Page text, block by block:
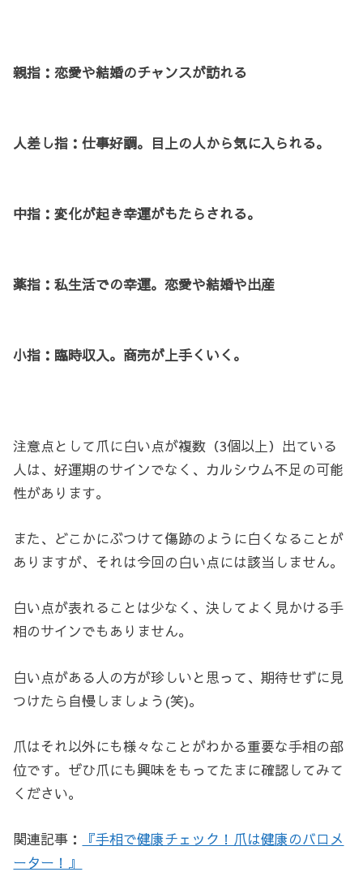
親指：恋愛や結婚のチャンスが訪れる
人差し指：仕事好調。目上の人から気に入られる。
中指：変化が起き幸運がもたらされる。
薬指：私生活での幸運。恋愛や結婚や出産
小指：臨時収入。商売が上手くいく。
注意点として爪に白い点が複数（3個以上）出ている
人は、好運期のサインでなく、カルシウム不足の可能
性があります。
また、どこかにぶつけて傷跡のように白くなることが
ありますが、それは今回の白い点には該当しません。
白い点が表れることは少なく、決してよく見かける手
相のサインでもありません。
白い点がある人の方が珍しいと思って、期待せずに見
つけたら自慢しましょう(笑)。
爪はそれ以外にも様々なことがわかる重要な手相の部
位です。ぜひ爪にも興味をもってたまに確認してみて
ください。
関連記事：
『手相で健康チェック！爪は健康のバロメ
ーター！』